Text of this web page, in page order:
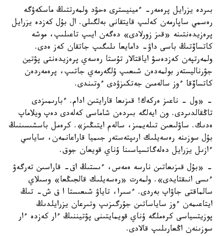
بىردە يزرايل پرەمەر- ءمينيسترى ەحۋد ولمەرتتىڭ ماسكەۋگە
رەسمي ساپارمەن كەلىپ قايتقانى بەلگىلى. ال بۇل كەزدە يزرايل
پرەزيدەنتىنە «قىز زورلادى» دەگەن ايىپ تاعىلىپ، موشە
كاتساۆتىڭ باسى داۋ- دامايعا ىلىگىپ جاتقان كەز ەدى.
ولمەرتپەن كەزدەسۋ اياقتالار تۇستا رەسەي پرەزيدەنتى پۋتين
جۋرناليستەر بولمەدەن شىعىپ ۇلگەرمەي جاتىپ، پرەمەردەن
كاتساۆقا ءوز سالەمىن جەتكىزۋدى ءوتىندى.
- «ول - ناعىز ەركەك! قىزىعا قارايتىن ادام. ءبارىمىزدى
تاڭقالدىردى. ون ايەلگە بىردەن شاماسى كەلەدى دەپ ويلاماپ
ەدىك. ساۋلىعىن تىلەيمىز، سالەم ايتىڭىز». كرەمل باسشىسىنىڭ
بۇل سوزىنە رەسەيلىك ارىپتەستەر جىميا قاراعانمەن، ساياسي
ءازىل يزرايل دەلەگاتسياسىنا ۇناي قويعان جوق.
- «بۇل قىزىعاتىن نارسە ەمەس، ءىستىڭ اق- قاراسىن تەرگەۋ
ءىسى انىقتايدى». ولمەرت «رەسەيلىك قالجىڭعا» وسىلاي
سالماقتى جاۋاپ بەردى. ءسىرا، تاياۋ شىعىستا ا ق ش- تىڭ
ايتاعىمەن ءوز ساياساتىن جۇرگىزىپ وتىرعان يزرايلدىڭ
پوزيتسياسى كرەملگە ۇناي قويمايتىنى پۋتيننىڭ ءار كەزدە ءار
سوزىنەن اڭعارىلىپ قالادى.